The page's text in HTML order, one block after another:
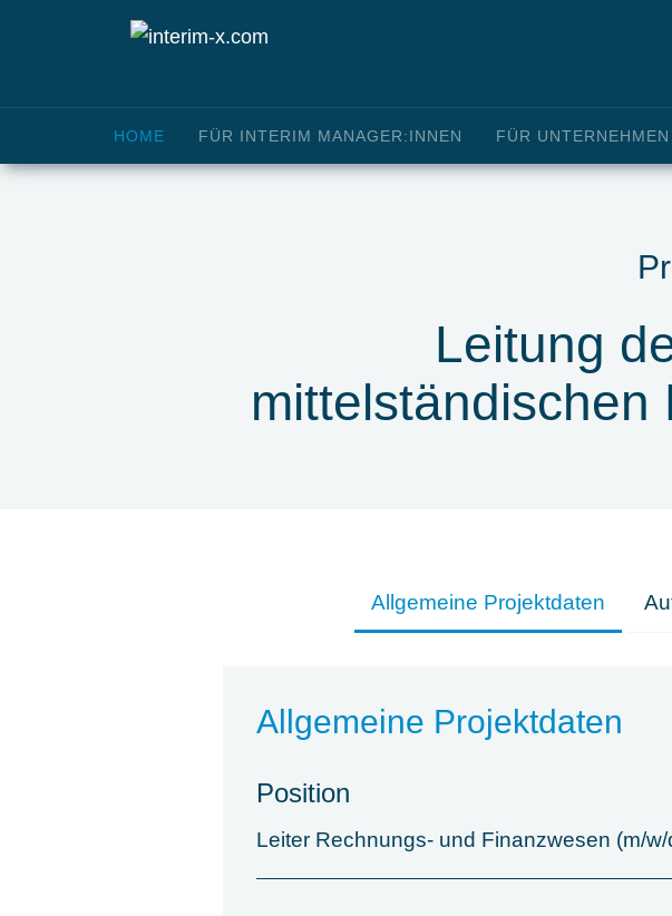
HOME FÜR INTERIM MANAGER:INNEN FÜR UNTERNEHMEN
Leitung
mittelständischen
Allgemeine Projektdaten
Allgemeine Projektdaten
Position
Leiter Rechnungs- und Finanzwesen (m/w/